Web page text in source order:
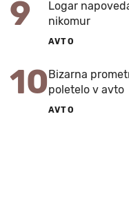
9
Logar
nikomur
AVTO
10Bizarna
poletelo v avto
AVTO